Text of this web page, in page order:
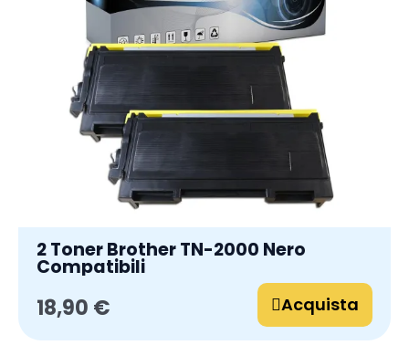
2 Toner Brother TN-2000 Nero
Compatibili
18,90 € Acquista